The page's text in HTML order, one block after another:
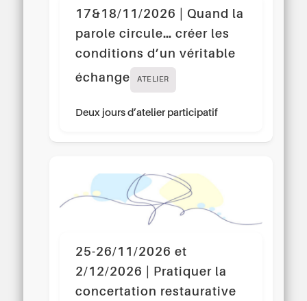
17&18/11/2026 | Quand la
parole circule… créer les
conditions d’un véritable
échange
ATELIER
Deux jours d’atelier participatif
25-26/11/2026 et
2/12/2026 | Pratiquer la
concertation restaurative